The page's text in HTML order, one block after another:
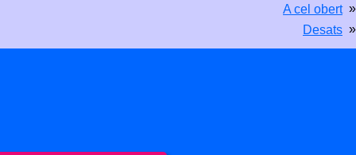
A cel obert »
Desats »